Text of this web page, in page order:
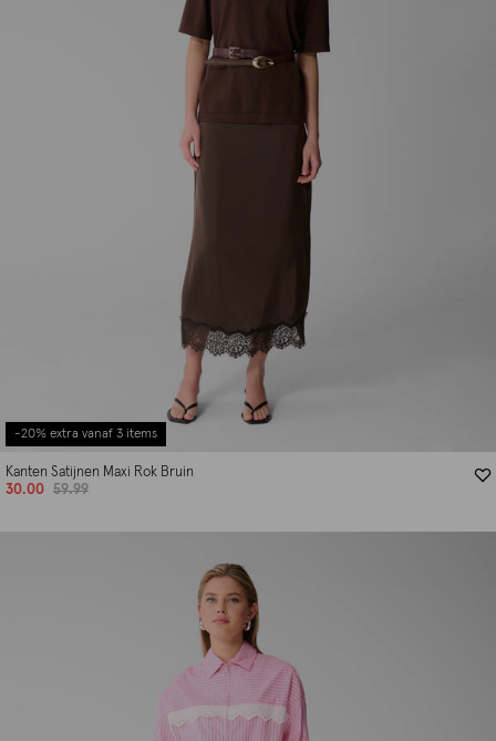
-20% extra vanaf 3 items
Kanten Satijnen Maxi Rok Bruin
30.00
59.99